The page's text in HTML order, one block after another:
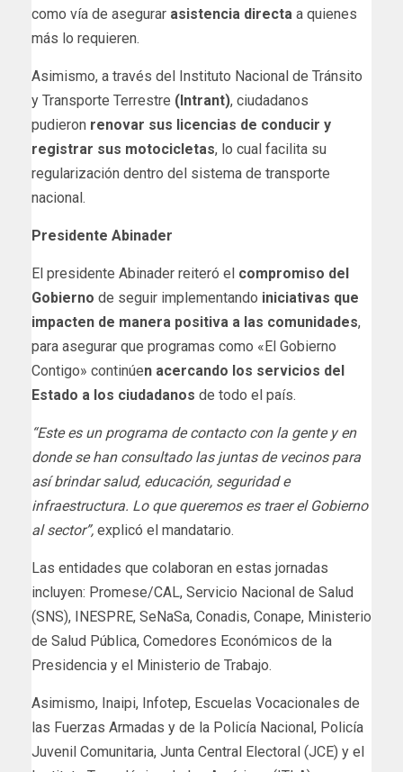
como vía de asegurar asistencia directa a quienes
más lo requieren.
Asimismo, a través del Instituto Nacional de Tránsito
y Transporte Terrestre (Intrant), ciudadanos
pudieron renovar sus licencias de conducir y
registrar sus motocicletas, lo cual facilita su
regularización dentro del sistema de transporte
nacional.
Presidente Abinader
El presidente Abinader reiteró el compromiso del
Gobierno de seguir implementando iniciativas que
impacten de manera positiva a las comunidades,
para asegurar que programas como «El Gobierno
Contigo» continúen acercando los servicios del
Estado a los ciudadanos de todo el país.
“Este es un programa de contacto con la gente y en
donde se han consultado las juntas de vecinos para
así brindar salud, educación, seguridad e
infraestructura. Lo que queremos es traer el Gobierno
al sector”, explicó el mandatario.
Las entidades que colaboran en estas jornadas
incluyen: Promese/CAL, Servicio Nacional de Salud
(SNS), INESPRE, SeNaSa, Conadis, Conape, Ministerio
de Salud Pública, Comedores Económicos de la
Presidencia y el Ministerio de Trabajo.
Asimismo, Inaipi, Infotep, Escuelas Vocacionales de
las Fuerzas Armadas y de la Policía Nacional, Policía
Juvenil Comunitaria, Junta Central Electoral (JCE) y el